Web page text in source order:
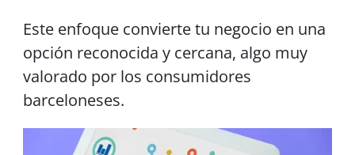
Este enfoque convierte tu negocio en una
opción reconocida y cercana, algo muy
valorado por los consumidores
barceloneses.